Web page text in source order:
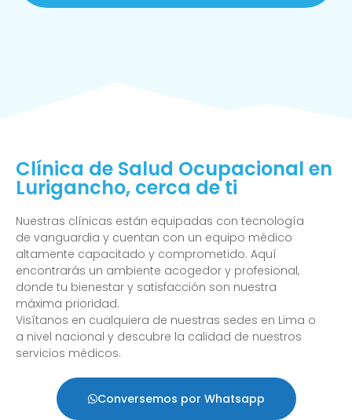
Clínica de Salud Ocupacional en
Lurigancho, cerca de ti
Nuestras clínicas están equipadas con tecnología
de vanguardia y cuentan con un equipo médico
altamente capacitado y comprometido. Aquí
encontrarás un ambiente acogedor y profesional,
donde tu bienestar y satisfacción son nuestra
máxima prioridad.
Visítanos en cualquiera de nuestras sedes en Lima o
a nivel nacional y descubre la calidad de nuestros
servicios médicos.
Conversemos por Whatsapp